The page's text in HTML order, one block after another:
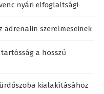
nyári elfoglaltság!
adrenalin szerelmeseinek
a hosszú
kialakításához